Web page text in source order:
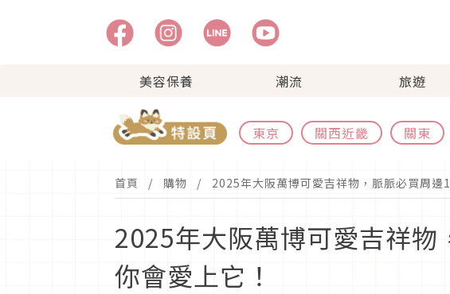
美容保養 潮流 旅遊
東京 關西近畿 關東
首頁 購物 2025年大阪萬博可愛吉祥物，脈脈必買周邊
2025年大阪萬博可愛吉祥
你會愛上它！